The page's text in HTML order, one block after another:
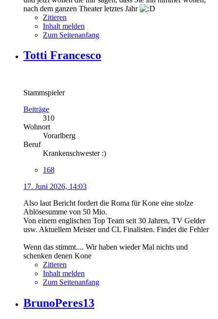
nach dem ganzen Theater letztes Jahr
Zitieren
Inhalt melden
Zum Seitenanfang
Totti Francesco
Stammspieler
Beiträge
310
Wohnort
Vorarlberg
Beruf
Krankenschwester :)
168
17. Juni 2026, 14:03
Also laut Bericht fordert die Roma für Kone eine stolze
Ablösesumme von 50 Mio.
Von einem englischen Top Team seit 30 Jahren, TV Gelder
usw. Aktuellem Meister und CL Finalisten. Findet die Fehler
Wenn das stimmt.... Wir haben wieder Mal nichts und
schenken denen Kone
Zitieren
Inhalt melden
Zum Seitenanfang
BrunoPeres13